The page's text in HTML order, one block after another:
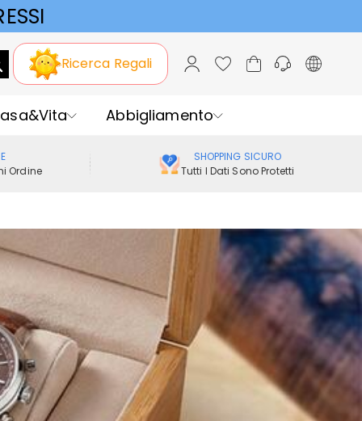
Ricerca Regali
Abbigliamento
Ordine
SHOPPING SICURO
Tutti I Dati Sono Protetti